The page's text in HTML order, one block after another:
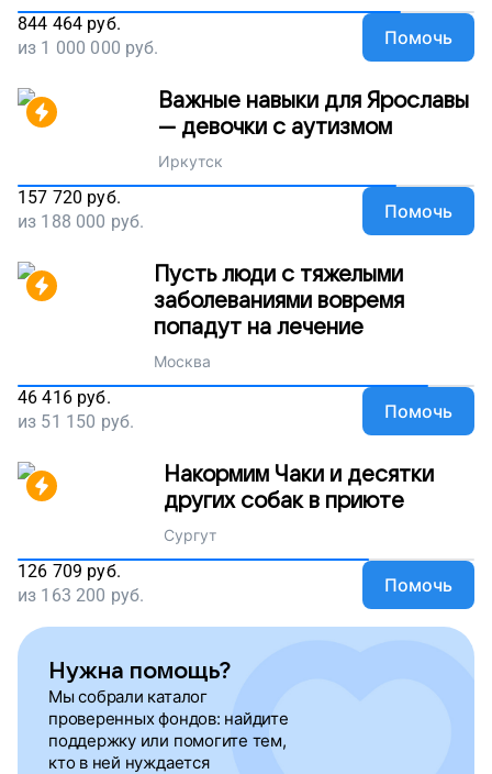
844 464 руб.
из 1 000 000 руб. Помочь
Важные навыки для Ярославы
— девочки с аутизмом
Иркутск
157 720 руб.
из 188 000 руб. Помочь
Пусть люди с тяжелыми
заболеваниями вовремя
попадут на лечение
Москва
46 416 руб.
из 51 150 руб. Помочь
Накормим Чаки и десятки
других собак в приюте
Сургут
126 709 руб.
из 163 200 руб. Помочь
Нужна помощь?
Мы собрали каталог
проверенных фондов: найдите
поддержку или помогите тем,
кто в ней нуждается